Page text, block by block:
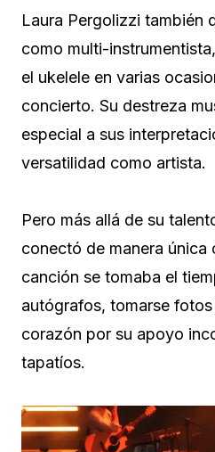
Laura Pergolizzi también
como multi-
el ukelele en varias
concierto. Su destreza
especial a sus
versatilidad como artista.
Pero más allá de su
conectó de manera única
canción se tomaba el
autógrafos, tomarse
corazón por su apoyo
tapatíos.